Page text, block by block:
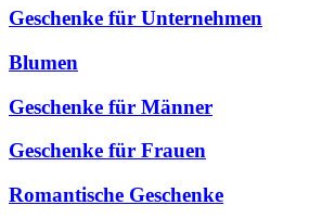
Geschenke für Unternehmen
Blumen
Geschenke für Männer
Geschenke für Frauen
Romantische Geschenke